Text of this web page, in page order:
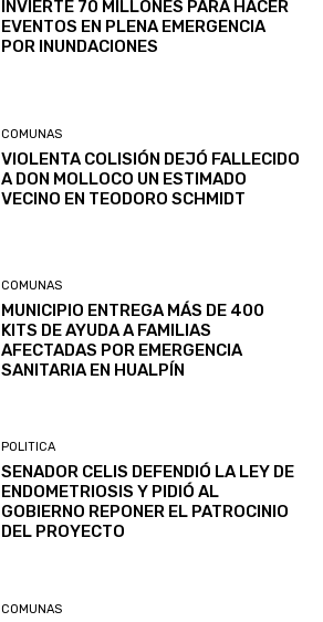
INVIERTE 70 MILLONES PARA HACER
EVENTOS EN PLENA EMERGENCIA
POR INUNDACIONES
COMUNAS
VIOLENTA COLISIÓN DEJÓ FALLECIDO
A DON MOLLOCO UN ESTIMADO
VECINO EN TEODORO SCHMIDT
COMUNAS
MUNICIPIO ENTREGA MÁS DE 400
KITS DE AYUDA A FAMILIAS
AFECTADAS POR EMERGENCIA
SANITARIA EN HUALPÍN
POLITICA
SENADOR CELIS DEFENDIÓ LA LEY DE
ENDOMETRIOSIS Y PIDIÓ AL
GOBIERNO REPONER EL PATROCINIO
DEL PROYECTO
COMUNAS